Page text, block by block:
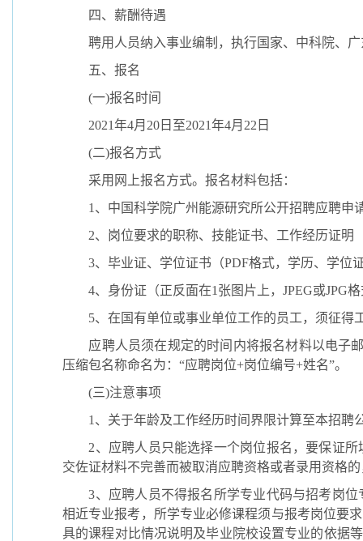
四、薪酬待遇
聘用人员纳入事业编制，执行国家、中科院、
五、报名
(一)报名时间
2021年4月 20 日至2021年4月 22 日
(二)报名方式
采用网上报名方式。报名材料包括：
1 、中国科学院广州能源研究所公开招聘应聘申
2、岗位要求的职称、技能证书、工作经历证明
3、毕业证、学位证书（PDF格式，学历、学位
4、身份证（正反面在1 张图片上， JPEG或JPG格
5、在国有单位或事业单位工作的员工，须征得
应聘人员须在规定的时间内将报名材料以电子
压缩包名称命名为： “应聘岗位+岗位编号+姓名”。
(三)注意事项
1 、关于年龄及工作经历时间界限计算至本招聘
2、应聘人员只能选择一个岗位报名，要保证所
交佐证材料不完善而被取消应聘资格或者录用资格
3、应聘人员不得报名所学专业代码与招考岗
相近专业报考，所学专业必修课程须与报考岗位要
具的课程对比情况说明及毕业院校设置专业的依据